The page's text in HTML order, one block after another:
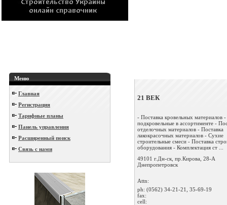
Меню
Главная
Регистрация
Тарифные планы
Панель управления
Расширенный поиск
Связь с нами
21 ВЕК
- Поставка кровельных материалов
подкровельные в ассортименте -
отделочных материалов - Поставка
лакокрасочных материалов - Сухие
строительные смеси - Поставка
оборудования - Комплектация ст ...
49101 г.Дн-ск, пр.Кирова, 28-А
Днепропетровск
Attn:
ph: (0562) 34-21-21, 35-69-19
fax:
cell: